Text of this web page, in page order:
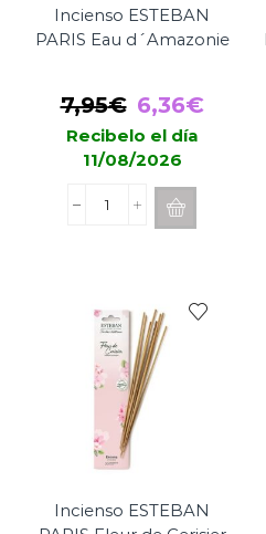
Incienso ESTEBAN
PARIS Eau d´Amazonie
7,95€ El
precio
original
era:
7,95€.
6,36€El
Recibelo el día
11/08/2026
Incienso
ESTEBAN
´Amazonie
cantidad
Incienso ESTEBAN